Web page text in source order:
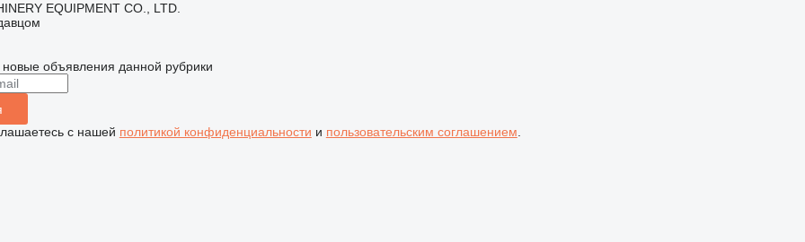
EQUIPMENT CO., LTD.
объявления данной рубрики
с нашей политикой конфиденциальности и пользовательским соглашением